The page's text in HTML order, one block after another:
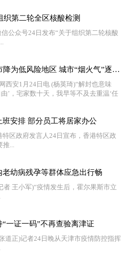
织第二轮全区核酸检测
众号24日发布“关于组织第二轮核酸
西安全市降为低风险地区 城市“烟火气”逐渐回归
安1月24日电 (杨英琦)“解封也意味
由’，宅家数十天，我早等不及去重温‘任
安排 部分员工将居家办公
区政府发言人24日宣布，香港特区政
推...
幼病残孕等群体应急出行畅
王小军)“疫情发生后，霍尔果斯市立
一证一码”不再查验离津证
正)记者24日晚从天津市疫情防控指挥